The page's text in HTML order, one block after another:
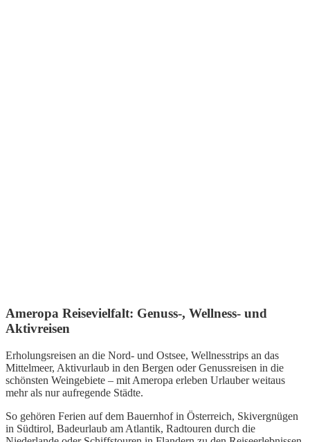
Ameropa Reisevielfalt: Genuss-, Wellness- und
Aktivreisen
Erholungsreisen an die Nord- und Ostsee, Wellnesstrips an das
Mittelmeer, Aktivurlaub in den Bergen oder Genussreisen in die
schönsten Weingebiete – mit Ameropa erleben Urlauber weitaus
mehr als nur aufregende Städte.
So gehören Ferien auf dem Bauernhof in Österreich, Skivergnügen
in Südtirol, Badeurlaub am Atlantik, Radtouren durch die